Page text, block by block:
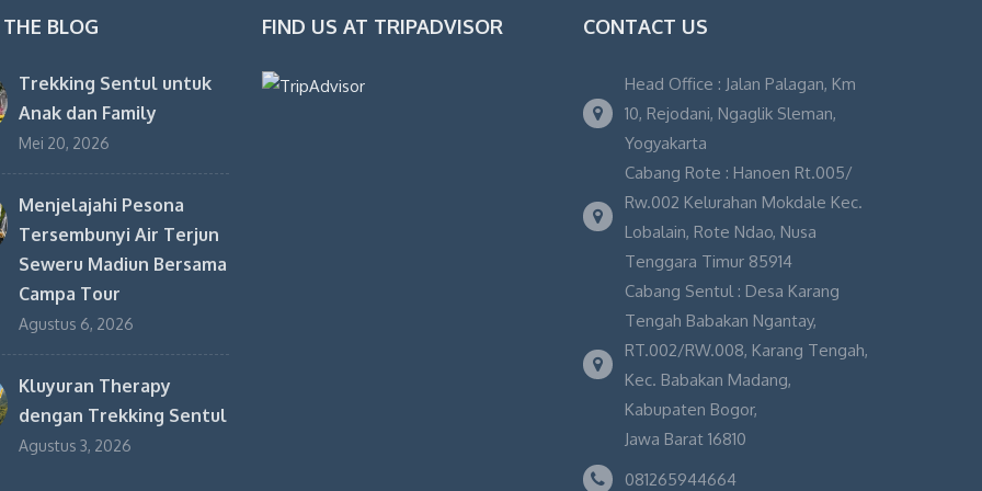
BLOG
Trekking Sentul untuk
Anak dan Family
Mei 20, 2026
Menjelajahi Pesona
Tersembunyi Air Terjun
Seweru Madiun Bersama
Campa Tour
Agustus 6, 2026
Kluyuran Therapy
dengan Trekking Sentul
Agustus 3, 2026
FIND US AT TRIPADVISOR CONTACT US
Head Office : Jalan Palagan, Km
10, Rejodani, Ngaglik Sleman,
Yogyakarta
Cabang Rote : Hanoen Rt.005/
Rw.002 Kelurahan Mokdale Kec.
Lobalain, Rote Ndao, Nusa
Tenggara Timur 85914
Cabang Sentul : Desa Karang
Tengah Babakan Ngantay,
RT.002/RW.008, Karang Tengah,
Kec. Babakan Madang,
Kabupaten Bogor,
Jawa Barat 16810
081265944664